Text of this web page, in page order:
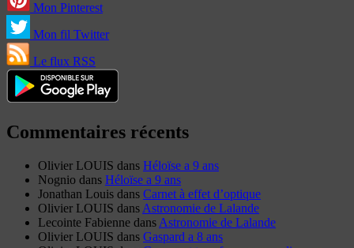
Mon Pinterest
Mon fil Twitter
Le flux RSS
Commentaires récents
Olivier LOUIS dans Héloïse a 9 ans
Nognio dans Héloïse a 9 ans
Jonathan Louis dans Carnet à effet d’optique
Olivier LOUIS dans Astronomie de Lalande
Lecointe Fabienne dans Astronomie de Lalande
Olivier LOUIS dans Gaspard a 8 ans